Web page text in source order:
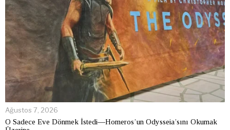
Ağustos 7, 2026
O Sadece Eve Dönmek İstedi—Homeros’un Odysseia’sını Okumak